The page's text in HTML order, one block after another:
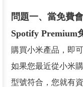
問題一、當免費
Spotify Premium
購買小米產品，即
如果您最近從小米
型號符合，您就有